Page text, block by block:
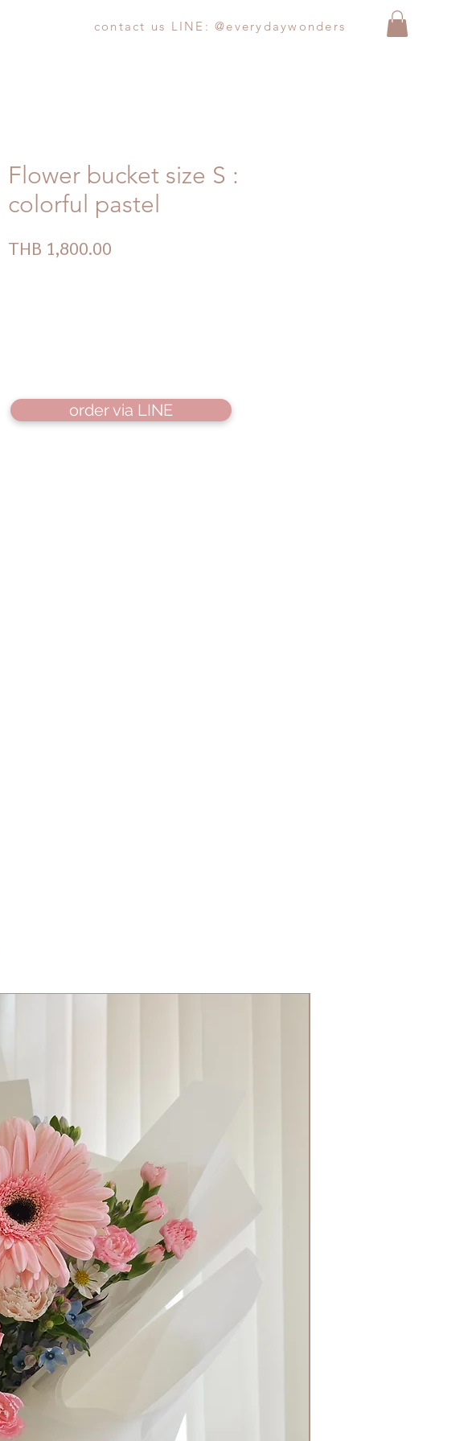
contact us LINE: @everydaywonders
Flower bucket size S :
colorful pastel
THB 1,800.00
order via LINE